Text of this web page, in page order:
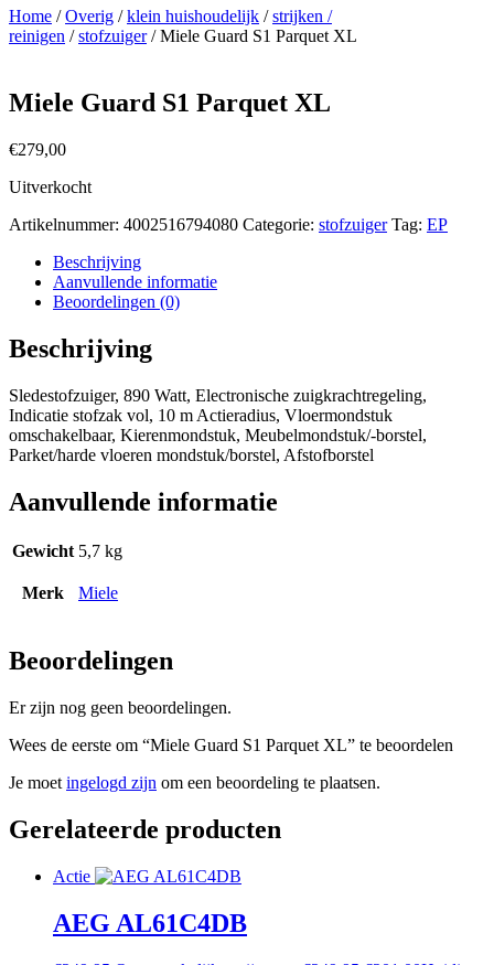
Home /Overig /klein huishoudelijk /strijken /
reinigen /stofzuiger/ Miele Guard S1 Parquet XL
Miele Guard S1 Parquet XL
€279,00
Uitverkocht
Artikelnummer: 4002516794080 Categorie: stofzuiger Tag: EP
Beschrijving
Aanvullende informatie
Beoordelingen (0)
Beschrijving
Sledestofzuiger, 890 Watt, Electronische zuigkrachtregeling,
Indicatie stofzak vol, 10 m Actieradius, Vloermondstuk
omschakelbaar, Kierenmondstuk, Meubelmondstuk/-borstel,
Parket/harde vloeren mondstuk/borstel, Afstofborstel
Aanvullende informatie
Gewicht 5,7 kg
Merk Miele
Beoordelingen
Er zijn nog geen beoordelingen.
Wees de eerste om “Miele Guard S1 Parquet XL” te beoordelen
Je moet ingelogd zijn om een beoordeling te plaatsen.
Gerelateerde producten
Actie
AEG AL61C4DB